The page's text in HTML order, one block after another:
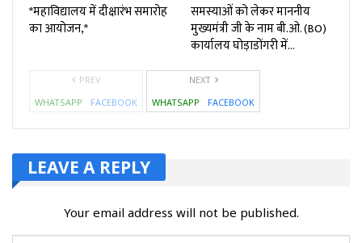
*महाविद्यालय में दीक्षारंभ समारोह
का आयोजन,*
समस्याओं को लेकर माननीय
मुख्यमंत्री जी के नाम बी.ओ. (BO)
कार्यालय घोड़ाडोंगरी में…
PREV
WHATSAPP
FACEBOOK
NEXT
WHATSAPP
FACEBOOK
LEAVE A REPLY
Your email address will not be published.